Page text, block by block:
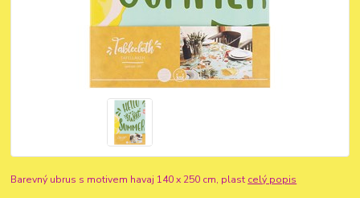
Barevný ubrus s motivem havaj 140 x 250 cm, plast celý popis